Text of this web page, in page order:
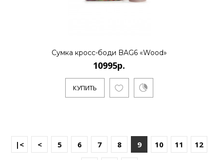
Сумка кросс-боди BAG6 «Wood»
10995р.
КУПИТЬ
|< < 5 6 7 8 9 10 11 12